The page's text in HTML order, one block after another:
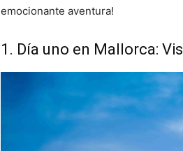
emocionante aventura!
1. Día uno en Mallorca: